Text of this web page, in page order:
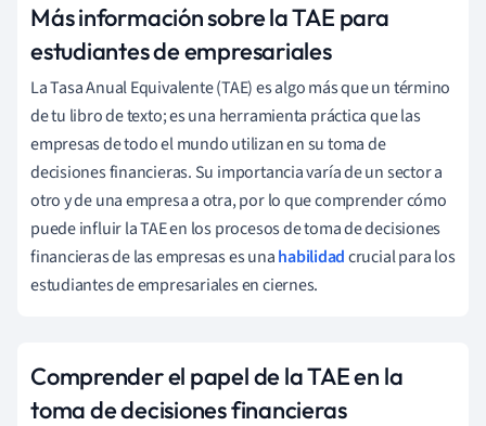
Más información sobre la TAE para
estudiantes de empresariales
La Tasa Anual Equivalente (TAE) es algo más que un término
de tu libro de texto; es una herramienta práctica que las
empresas de todo el mundo utilizan en su toma de
decisiones financieras. Su importancia varía de un sector a
otro y de una empresa a otra, por lo que comprender cómo
puede influir la TAE en los procesos de toma de decisiones
financieras de las empresas es unahabilidadcrucial para los
estudiantes de empresariales en ciernes.
Comprender el papel de la TAE en la
toma de decisiones financieras